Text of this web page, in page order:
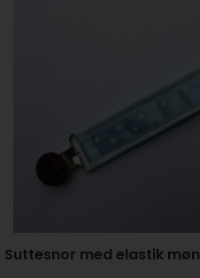
Suttesnor med elastik